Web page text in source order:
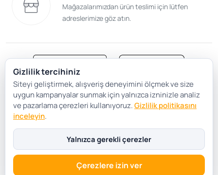
Mağazalarımızdan ürün teslimi için lütfen
adreslerimize göz atın.
Satış Sözleşmesi
Gizlilik ve Güvenlik
Gizlilik Politikası
Çerez Tercihleri
Gizlilik tercihiniz
Siteyi geliştirmek, alışveriş deneyimini ölçmek ve size
uygun kampanyalar sunmak için yalnızca izninizle analiz
ve pazarlama çerezleri kullanıyoruz.Gizlilik politikasını
inceleyin.
Yalnızca gerekli çerezler
Çerezlere izin ver